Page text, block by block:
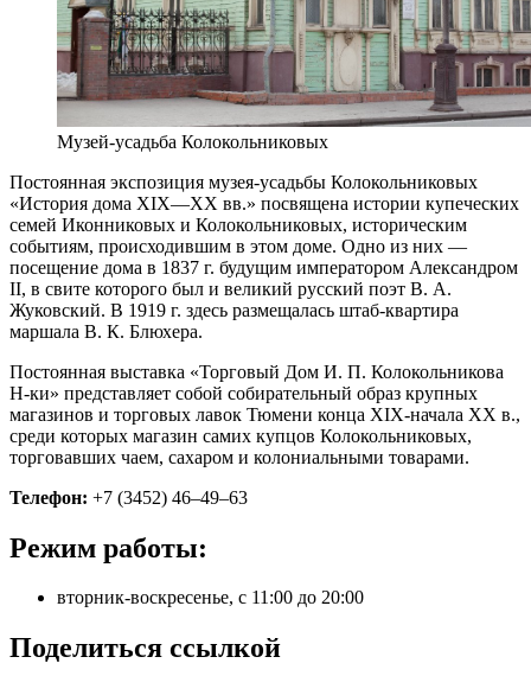
Музей-усадьба Колокольниковых
Постоянная экспозиция музея-усадьбы Колокольниковых
«История дома XIX—XX вв.» посвящена истории купеческих
семей Иконниковых и Колокольниковых, историческим
событиям, происходившим в этом доме. Одно из них —
посещение дома в 1837 г. будущим императором Александром
II, в свите которого был и великий русский поэт В. А.
Жуковский. В 1919 г. здесь размещалась штаб-квартира
маршала В. К. Блюхера.
Постоянная выставка «Торговый Дом И. П. Колокольникова
Н-ки» представляет собой собирательный образ крупных
магазинов и торговых лавок Тюмени конца XIX-начала XX в.,
среди которых магазин самих купцов Колокольниковых,
торговавших чаем, сахаром и колониальными товарами.
Телефон: +7 (3452) 46–49–63
Режим работы:
вторник-воскресенье, с 11:00 до 20:00
Поделиться ссылкой